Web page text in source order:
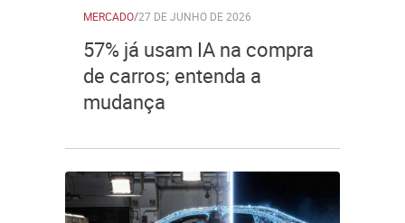
MERCADO/27 DE JUNHO DE 2026
57% já usam IA na compra
de carros; entenda a
mudança